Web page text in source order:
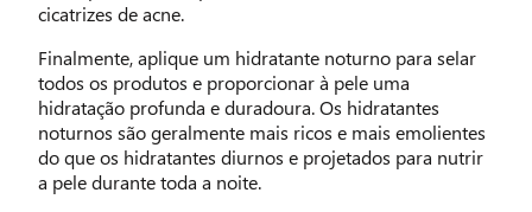
cicatrizes de acne.
Finalmente, aplique um hidratante noturno para selar
todos os produtos e proporcionar à pele uma
hidratação profunda e duradoura. Os hidratantes
noturnos são geralmente mais ricos e mais emolientes
do que os hidratantes diurnos e projetados para nutrir
a pele durante toda a noite.